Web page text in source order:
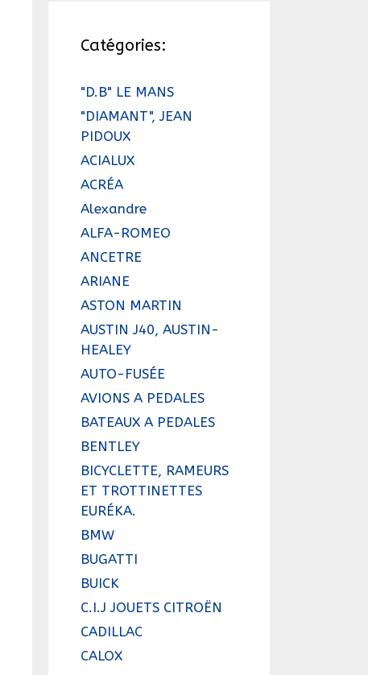
Catégories:
"D.B" LE MANS
"DIAMANT", JEAN
PIDOUX
ACIALUX
ACRÉA
Alexandre
ALFA-ROMEO
ANCETRE
ARIANE
ASTON MARTIN
AUSTIN J40, AUSTIN-
HEALEY
AUTO-FUSÉE
AVIONS A PEDALES
BATEAUX A PEDALES
BENTLEY
BICYCLETTE, RAMEURS
ET TROTTINETTES
EURÉKA.
BMW
BUGATTI
BUICK
C.I.J JOUETS CITROËN
CADILLAC
CALOX